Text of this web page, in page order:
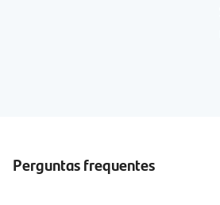
Perguntas frequentes